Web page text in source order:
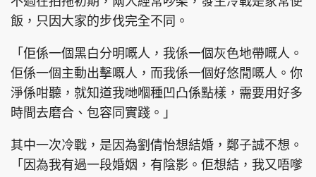
飯，只因大家的步伐完全不同。
「佢係一個黑白分明嘅人，我係一個灰色地帶嘅人。
佢係一個主動出擊嘅人，而我係一個好悠閒嘅人。你
淨係咁聽，就知道我哋嗰種凹凸係點樣，需要用好多
時間去磨合、包容同實踐。」
其中一次冷戰，是因為劉倩怡想結婚，鄭子誠不想。
「因為我有過一段婚姻，有陰影。佢想結，我又唔嗲